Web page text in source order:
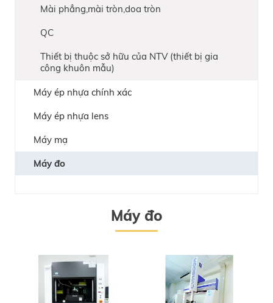
Mài phẳng,mài tròn,doa tròn
QC
Thiết bị thuộc sở hữu của NTV (thiết bị gia
công khuôn mẫu)
Máy ép nhựa chính xác
Máy ép nhựa lens
Máy mạ
Máy đo
Máy đo